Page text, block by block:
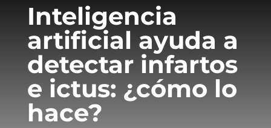
Inteligencia
artificial ayuda a
detectar infartos
e ictus: ¿cómo lo
hace?